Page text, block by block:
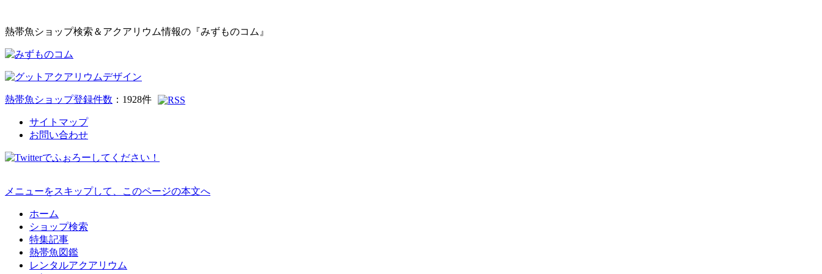
熱帯魚ショップ検索＆アクアリウム情報の『みずものコム』
熱帯魚ショップ登録件数 ： 1928件
サイトマップ
お問い合わせ
メニューをスキップして、このページの本文へ
ホーム
ショップ検索
特集記事
熱帯魚図鑑
レンタルアクアリウム